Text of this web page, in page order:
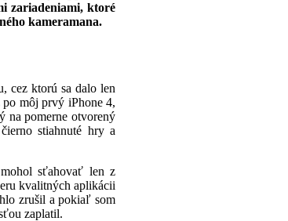
zariadeniami, ktoré
kameramana.
cez ktorú sa dalo len
môj prvý iPhone 4,
na pomerne otvorený
stiahnuté hry a
sťahovať len z
kvalitných aplikácii
zrušil a pokiaľ som
zaplatil.